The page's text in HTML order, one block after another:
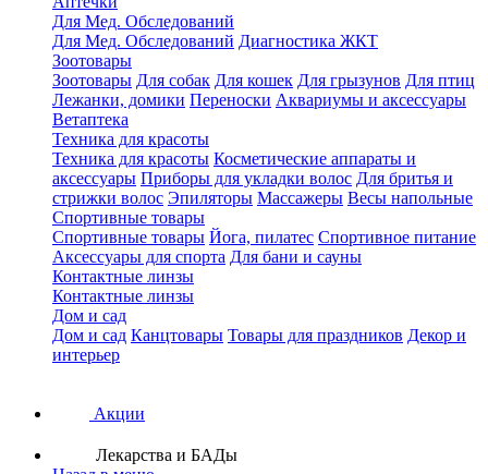
Для Мед. Обследований
Для Мед. Обследований Диагностика ЖКТ
Зоотовары
Зоотовары Для собак Для кошек Для грызунов Для птиц
Лежанки, домики Переноски Аквариумы и аксессуары
Ветаптека
Техника для красоты
Техника для красоты Косметические аппараты и
аксессуары Приборы для укладки волос Для бритья и
стрижки волос Эпиляторы Массажеры Весы напольные
Спортивные товары
Спортивные товары Йога, пилатес Спортивное питание
Аксессуары для спорта Для бани и сауны
Контактные линзы
Контактные линзы
Дом и сад
Дом и сад Канцтовары Товары для праздников Декор и
интерьер
Акции
Лекарства и БАДы